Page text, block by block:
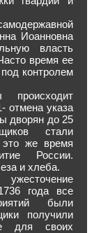
Иоанновна
власть
время ее
контролем
отмена указа
дворян до 25
стали
это же время
России.
и хлеба.
года все
были
получили
для своих